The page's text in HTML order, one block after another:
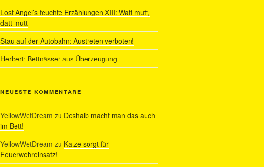
Lost Angel’s feuchte Erzählungen XIII: Watt mutt,
datt mutt
Stau auf der Autobahn: Austreten verboten!
Herbert: Bettnässer aus Überzeugung
NEUESTE KOMMENTARE
YellowWetDream zu Deshalb macht man das auch
im Bett!
YellowWetDream zu Katze sorgt für
Feuerwehreinsatz!